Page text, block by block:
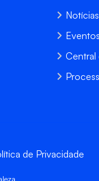
Notícias
Eventos
de Privacidade